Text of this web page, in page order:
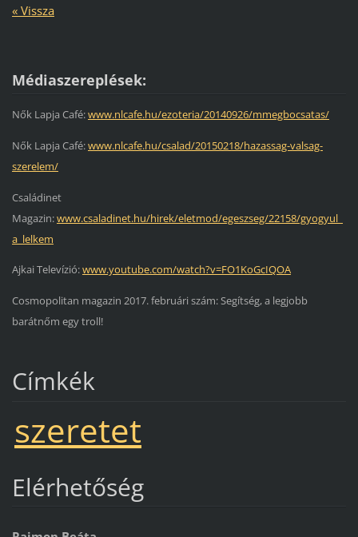
« Vissza
Médiaszereplések:
Nők Lapja Café:www.nlcafe.hu/ezoteria/20140926/mmegbocsatas/
Nők Lapja Café:www.nlcafe.hu/csalad/20150218/hazassag-valsag-
szerelem/
Családinet
Magazin:www.csaladinet.hu/hirek/eletmod/egeszseg/22158/gyogyul_
a_lelkem
Ajkai Televízió:www.youtube.com/watch?v=FO1KoGcIQOA
Cosmopolitan magazin 2017. februári szám: Segítség, a legjobb
barátnőm egy troll!
Címkék
szeretet
Elérhetőség